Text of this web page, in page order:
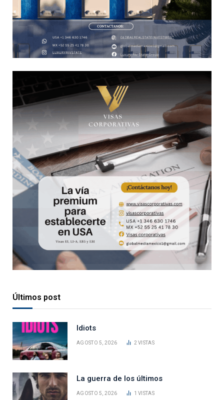
Últimos post
Idiots
AGOSTO 5, 2026 2VISTAS
La guerra de los últimos
AGOSTO 5, 2026 1VISTAS